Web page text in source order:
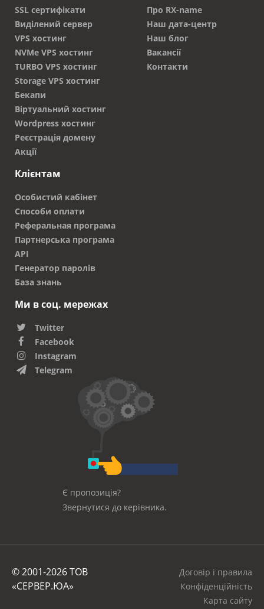
SSL сертифікати
Виділений сервер
VPS хостинг
NVMe VPS хостинг
TURBO VPS хостинг
Storage VPS хостинг
Бекапи
Віртуальний хостинг
Wordpress хостинг
Реєстрація домену
Акції
Про RX-name
Наш дата-центр
Наш блог
Вакансії
Контакти
Клієнтам
Особистий кабінет
Способи оплати
Реферальная програма
Партнерська програма
API
Генератор паролів
База знань
Ми в соц. мережах
Twitter
Facebook
Instagram
Telegram
Є пропозиція?
Звернутися до керівника.
© 2001-2026 ТОВ
«СЕРВЕР.ЮА»
Договір і правила
Конфіденційність
Карта сайту